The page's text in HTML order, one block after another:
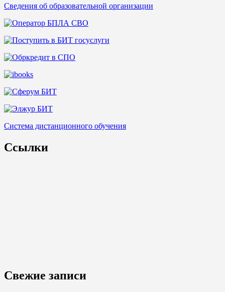
Сведения об образовательной организации
Система дистанционного обучения
Ссылки
Свежие записи